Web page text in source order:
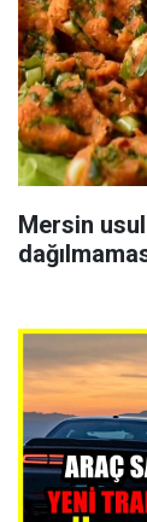
Mersin